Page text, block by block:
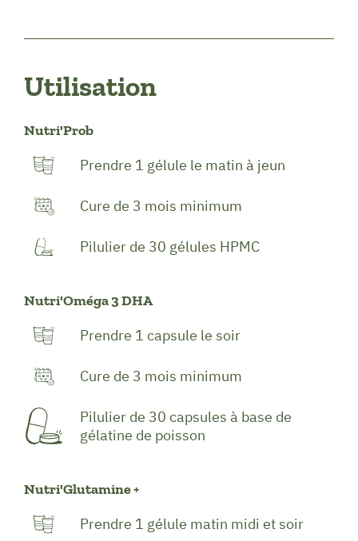
Utilisation
Nutri'Prob
Prendre 1 gélule le matin à jeun
Cure de 3 mois minimum
Pilulier de 30 gélules HPMC
Nutri'Oméga 3 DHA
Prendre 1 capsule le soir
Cure de 3 mois minimum
Pilulier de 30 capsules à base de
gélatine de poisson
Nutri'Glutamine +
Prendre 1 gélule matin midi et soir